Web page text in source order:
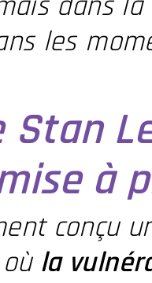
les
à
conçu
la